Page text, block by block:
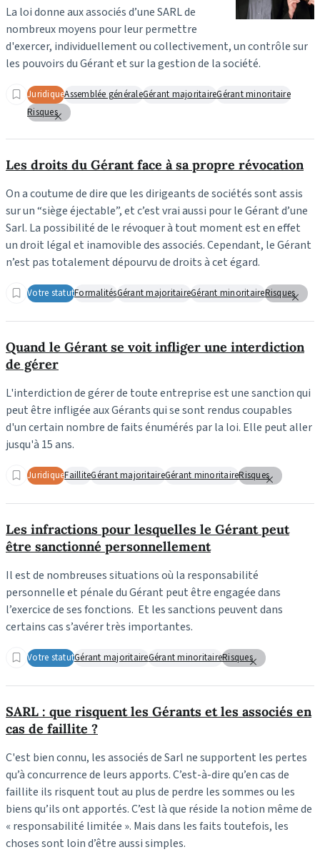
La loi donne aux associés d’une SARL de
nombreux moyens pour leur permettre
d'exercer, individuellement ou collectivement, un contrôle sur
les pouvoirs du Gérant et sur la gestion de la société.
JuridiqueAssemblée généraleGérant majoritaireGérant minoritaire
Risques
Les droits du Gérant face à sa propre révocation
On a coutume de dire que les dirigeants de sociétés sont assis
sur un “siège éjectable”, et c’est vrai aussi pour le Gérant d’une
Sarl. La possibilité de le révoquer à tout moment est en effet
un droit légal et inamovible des associés. Cependant, le Gérant
n’est pas totalement dépourvu de droits à cet égard.
Votre statutFormalitésGérant majoritaireGérant minoritaireRisques
Quand le Gérant se voit infliger une interdiction
de gérer
L'interdiction de gérer de toute entreprise est une sanction qui
peut être infligée aux Gérants qui se sont rendus coupables
d'un certain nombre de faits énumérés par la loi. Elle peut aller
jusqu'à 15 ans.
JuridiqueFailliteGérant majoritaireGérant minoritaireRisques
Les infractions pour lesquelles le Gérant peut
être sanctionné personnellement
Il est de nombreuses situations où la responsabilité
personnelle et pénale du Gérant peut être engagée dans
l’exercice de ses fonctions. Et les sanctions peuvent dans
certains cas s’avérer très importantes.
Votre statutGérant majoritaireGérant minoritaireRisques
SARL : que risquent les Gérants et les associés en
cas de faillite ?
C'est bien connu, les associés de Sarl ne supportent les pertes
qu’à concurrence de leurs apports. C’est-à-dire qu’en cas de
faillite ils risquent tout au plus de perdre les sommes ou les
biens qu’ils ont apportés. C’est là que réside la notion même de
« responsabilité limitée ». Mais dans les faits toutefois, les
choses sont loin d’être aussi simples.